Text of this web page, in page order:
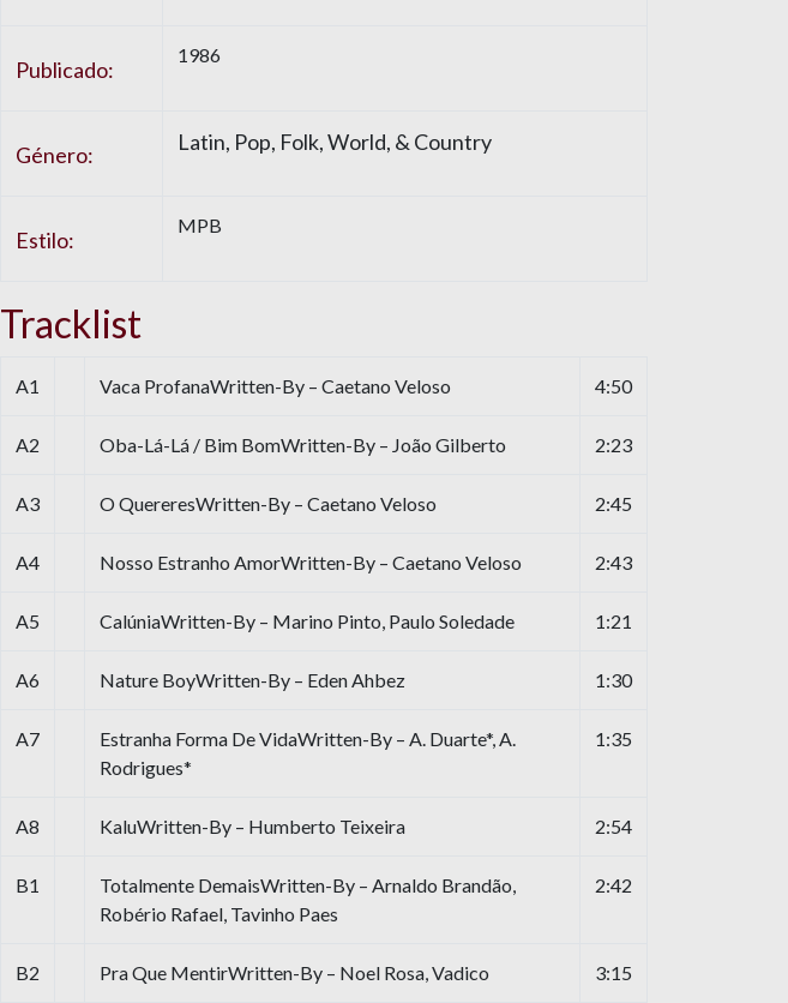
Publicado:
1986
Género: Latin, Pop, Folk, World, & Country
Estilo:
MPB
Tracklist
A1 Vaca ProfanaWritten-By – Caetano Veloso 4:50
A2 Oba-Lá-Lá / Bim BomWritten-By – João Gilberto 2:23
A3 O QuereresWritten-By – Caetano Veloso 2:45
A4 Nosso Estranho AmorWritten-By – Caetano Veloso 2:43
A5 CalúniaWritten-By – Marino Pinto, Paulo Soledade 1:21
A6 Nature BoyWritten-By – Eden Ahbez 1:30
A7
Estranha Forma De VidaWritten-By – A. Duarte*, A.
Rodrigues*
1:35
A8 KaluWritten-By – Humberto Teixeira 2:54
B1
Totalmente DemaisWritten-By – Arnaldo Brandão,
Robério Rafael, Tavinho Paes
2:42
B2 Pra Que MentirWritten-By – Noel Rosa, Vadico 3:15